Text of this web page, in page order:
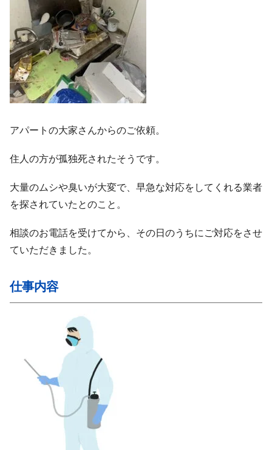
アパートの大家さんからのご依頼。
住人の方が孤独死されたそうです。
大量のムシや臭いが大変で、早急な対応をしてくれる業者
を探されていたとのこと。
相談のお電話を受けてから、その日のうちにご対応をさせ
ていただきました。
仕事内容